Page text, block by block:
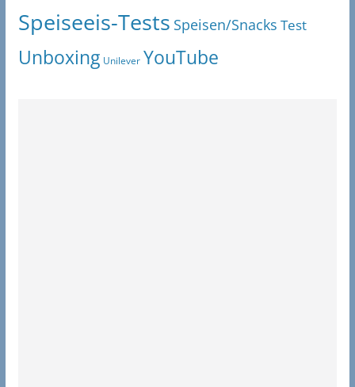
Speiseeis-Tests Speisen/Snacks Test
Unboxing Unilever YouTube